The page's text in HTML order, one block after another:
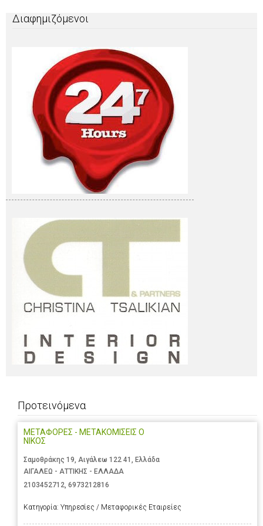
Διαφημιζόμενοι
Προτεινόμενα
ΜΕΤΑΦΟΡΕΣ - ΜΕΤΑΚΟΜΙΣΕΙΣ Ο
ΝΙΚΟΣ
Σαμοθράκης 19, Αιγάλεω 122 41, Ελλάδα
ΑΙΓΑΛΕΩ - ΑΤΤΙΚΗΣ - ΕΛΛΑΔΑ
2103452712 6973212816
Κατηγορία: Υπηρεσίες / Μεταφορικές Εταιρείες